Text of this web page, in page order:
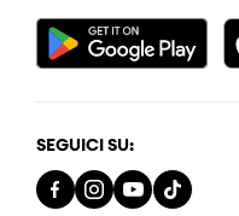
SEGUICI SU: